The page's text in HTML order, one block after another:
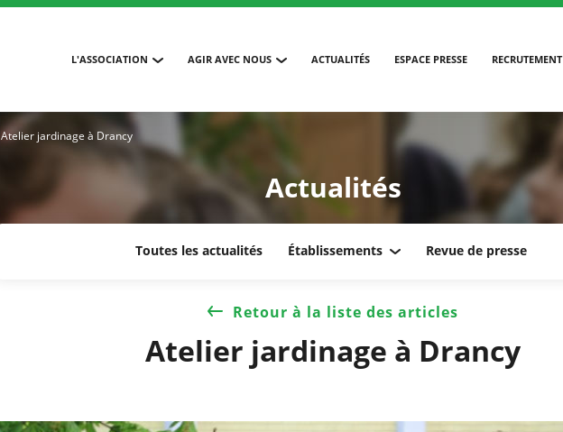
L'ASSOCIATION AGIR AVEC NOUS ACTUALITÉS ESPACE PRESSE RECRUTEMENT
Atelier jardinage à Drancy
Actualités
Toutes les actualités Établissements Revue de presse
Retour à la liste des articles
Atelier jardinage à Drancy